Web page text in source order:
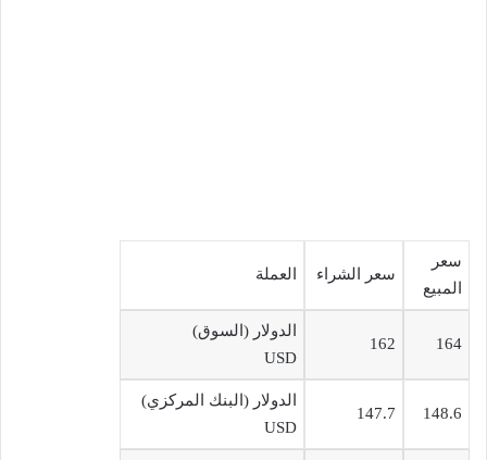
سعر
المبيع
سعر الشراء العملة
164
162
الدولار (السوق)
USD
148.6
147.7
الدولار (البنك المركزي)
USD